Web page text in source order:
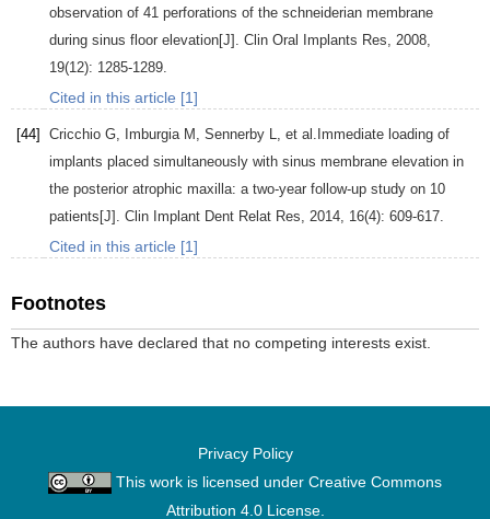
observation of 41 perforations of the schneiderian membrane
during sinus floor elevation[J]. Clin Oral Implants Res, 2008,
19(12): 1285-1289.
Cited in this article [1]
[44] Cricchio G, Imburgia M , Sennerby L, et al.Immediate loading of
implants placed simultaneously with sinus membrane elevation in
the posterior atrophic maxilla: a two-year follow-up study on 10
patients[J]. Clin Implant Dent Relat Res, 2014, 16(4): 609-617.
Cited in this article [1]
Footnotes
The authors have declared that no competing interests exist.
Privacy Policy
This work is licensed under Creative Commons
Attribution 4.0 License.